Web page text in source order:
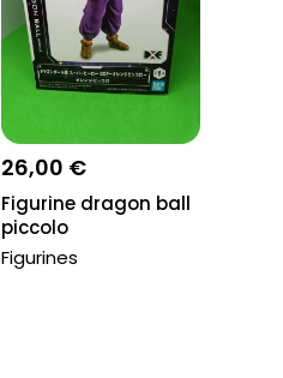
26,00 €
Figurine dragon ball
piccolo
Figurines